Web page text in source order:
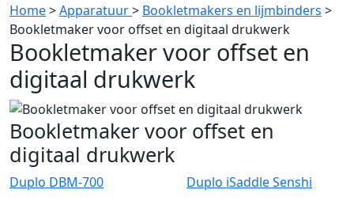
Home>Apparatuur> Bookletmakers en lijmbinders >
Bookletmaker voor offset en digitaal drukwerk
Bookletmaker voor offset en
digitaal drukwerk
Bookletmaker voor offset en
digitaal drukwerk
Duplo DBM-700 Duplo iSaddle Senshi